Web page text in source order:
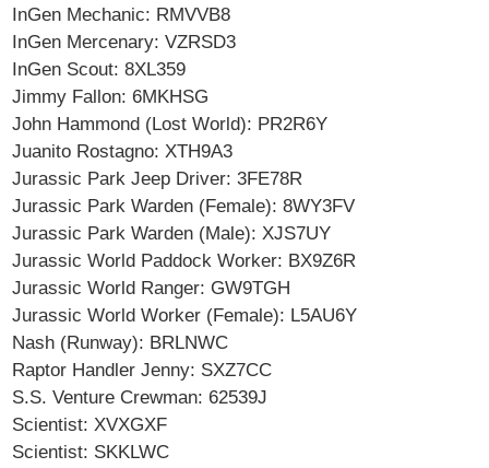
InGen Mechanic: RMVVB8
InGen Mercenary: VZRSD3
InGen Scout: 8XL359
Jimmy Fallon: 6MKHSG
John Hammond (Lost World): PR2R6Y
Juanito Rostagno: XTH9A3
Jurassic Park Jeep Driver: 3FE78R
Jurassic Park Warden (Female): 8WY3FV
Jurassic Park Warden (Male): XJS7UY
Jurassic World Paddock Worker: BX9Z6R
Jurassic World Ranger: GW9TGH
Jurassic World Worker (Female): L5AU6Y
Nash (Runway): BRLNWC
Raptor Handler Jenny: SXZ7CC
S.S. Venture Crewman: 62539J
Scientist: XVXGXF
Scientist: SKKLWC